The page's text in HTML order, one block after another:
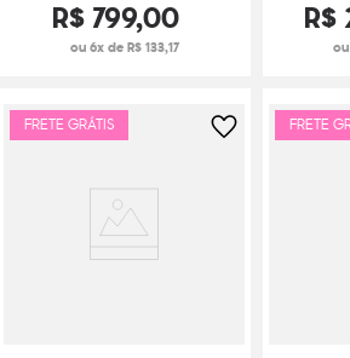
R$ 799,00
ou 6x de R$ 133,17
R$
FRETE GRÁTIS FRETE